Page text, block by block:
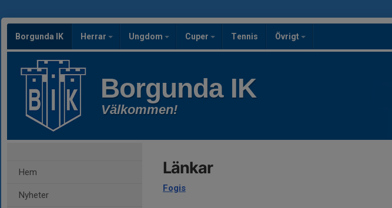
Borgunda IK Herrar Ungdom Cuper Tennis Övrigt
Borgunda IK
Välkommen!
Hem
Nyheter
Länkar
Fogis